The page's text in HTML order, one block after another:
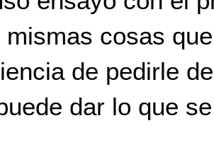
mismas cosas
de pedirle
dar lo que